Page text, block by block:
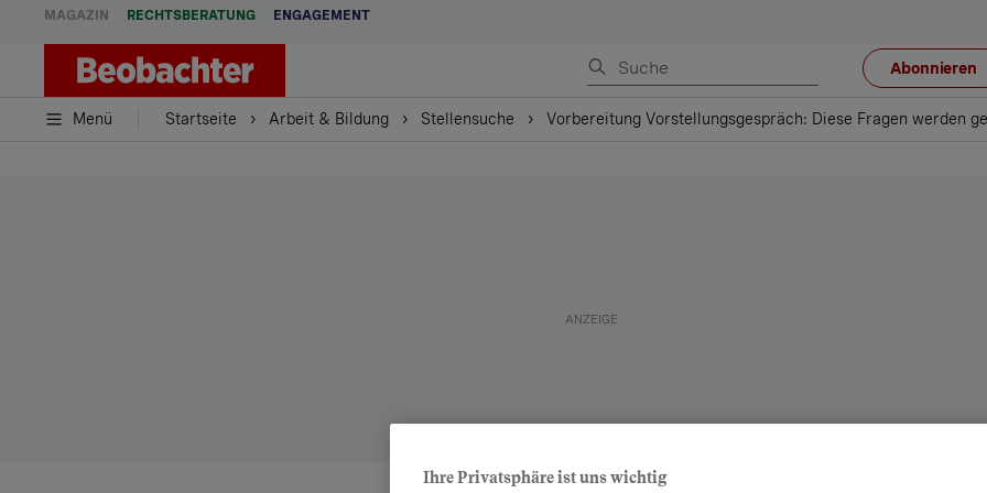
MAGAZIN RECHTSBERATUNG ENGAGEMENT
Abonnieren
Menü Startseite Arbeit & Bildung Stellensuche Vorbereitung Vorstellungsgespräch: Diese Fragen werden
Ihre Privatsphäre ist uns wichtig